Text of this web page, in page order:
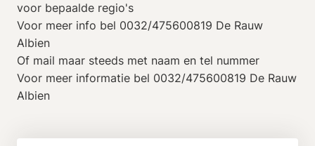
voor bepaalde regio's
Voor meer info bel 0032/475600819 De Rauw
Albien
Of mail maar steeds met naam en tel nummer
Voor meer informatie bel 0032/475600819 De Rauw
Albien